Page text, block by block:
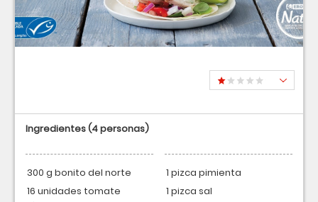
Ingredientes(4 personas)
300 g bonito del norte
16 unidades tomate
1 pizca pimienta
1 pizca sal